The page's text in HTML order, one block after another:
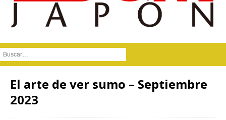
Buscar :
El arte de ver sumo – Septiembre
2023